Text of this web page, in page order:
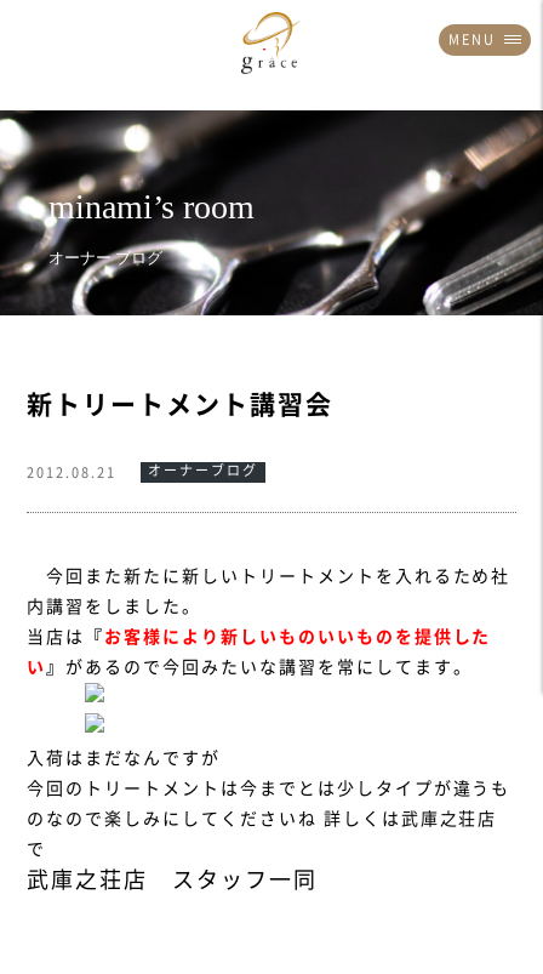
MENU
新トリートメント講習会
2012.08.21 オーナーブログ
今回また新たに新しいトリートメントを入れるため社
内講習をしました。
当店は
『 お客様により新しいものいいものを提供した
い 』 があるので今回みたいな講習を常にしてます。
入荷はまだなんですが
今回のトリートメントは今までとは少しタイプが違うも
のなので楽しみにしてくださいね 詳しくは武庫之荘店
で
武庫之荘店 スタッフ一同